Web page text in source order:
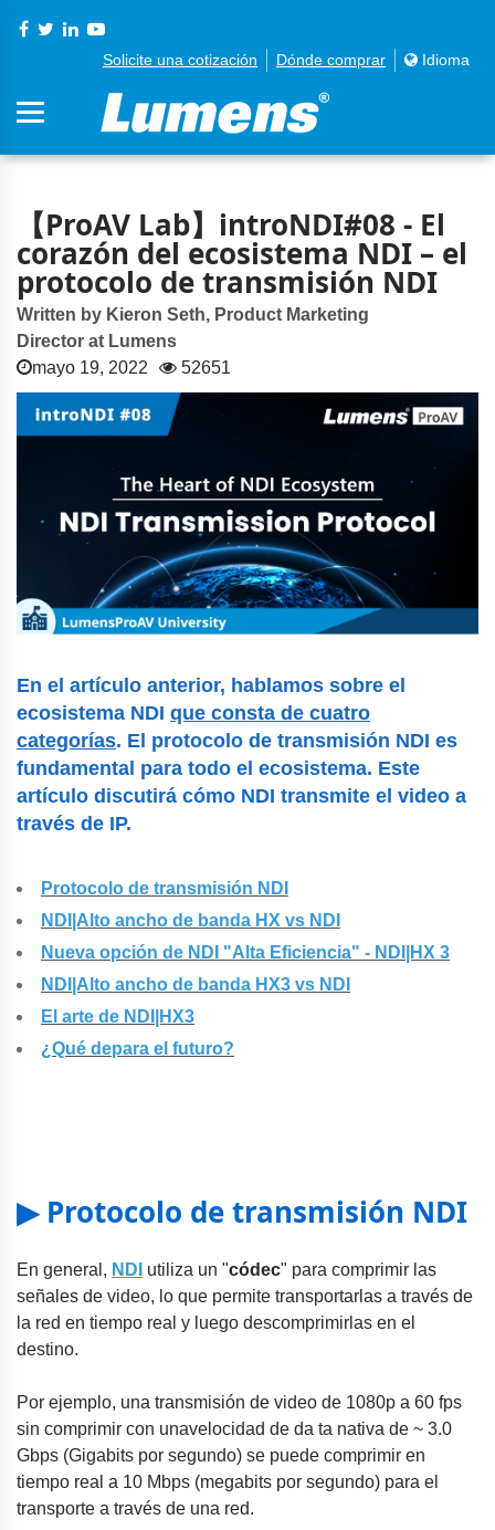
Solicite una cotización Dónde comprar Idioma
【ProAV Lab】introNDI#08 - El
corazón del ecosistema NDI – el
protocolo de transmisión NDI
Written by Kieron Seth, Product Marketing
Director at Lumens
mayo 19, 2022
52651
En el artículo anterior, hablamos sobre el
ecosistema NDI que consta de cuatro
categorías. El protocolo de transmisión NDI es
fundamental para todo el ecosistema. Este
artículo discutirá cómo NDI transmite el video a
través de IP.
Protocolo de transmisión NDI
NDI|Alto ancho de banda HX vs NDI
Nueva opción de NDI "Alta Eficiencia" - NDI|HX 3
NDI|Alto ancho de banda HX3 vs NDI
El arte de NDI|HX3
¿Qué depara el futuro?
▶ Protocolo de transmisión NDI
En general, NDI utiliza un "códec" para comprimir las
señales de video, lo que permite transportarlas a través de
la red en tiempo real y luego descomprimirlas en el
destino.
Por ejemplo, una transmisión de video de 1080p a 60 fps
sin comprimir con unavelocidad de da ta nativa de ~ 3.0
Gbps (Gigabits por segundo) se puede comprimir en
tiempo real a 10 Mbps (megabits por segundo) para el
transporte a través de una red.